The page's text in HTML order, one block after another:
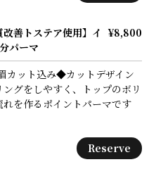
善トステア使用】イ
パーマ
¥8,800
カット込み◆カットデザイン
グをしやすく、トップのボリ
れを作るポイントパーマです
Reserve